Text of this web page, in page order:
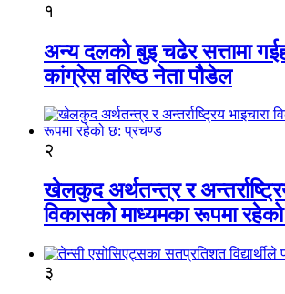
१
अन्य दलको बुइ चढेर सत्तामा
कांग्रेस वरिष्ठ नेता पौडेल
२
खेलकुद अर्थतन्त्र र
विकासको माध्यमका रूपमा
३